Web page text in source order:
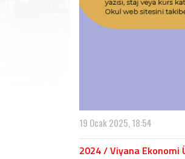
19 Ocak 2025, 18:54
2024 / Viyana Ekonomi